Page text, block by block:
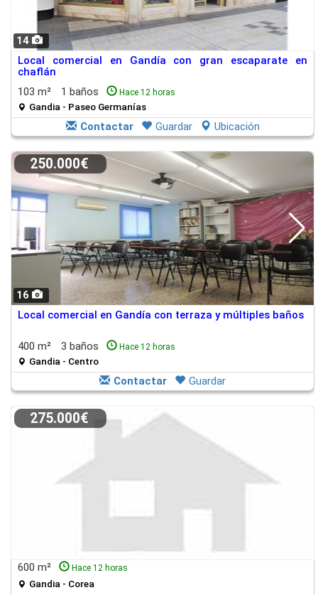
14
Local comercial en Gandía con gran escaparate en
chaflán
103 m²
1 baños Hace 12 horas
Gandia - Paseo Germanías
Contactar Guardar Ubicación
16
250.000€
Local comercial en Gandía con terraza y múltiples baños
400 m² 3 baños Hace 12 horas
Gandia - Centro
Contactar Guardar
275.000€
600 m² Hace 12 horas
Gandia - Corea